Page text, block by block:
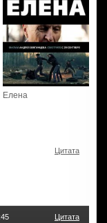
Елена
Цитата
Цитата